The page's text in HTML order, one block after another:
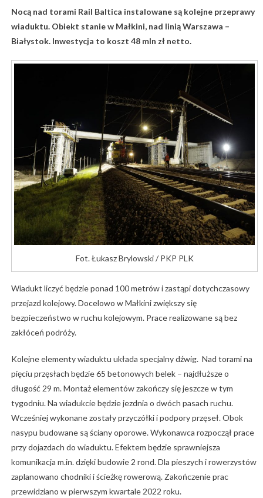
Nocą nad torami Rail Baltica instalowane są kolejne przeprawy
wiaduktu. Obiekt stanie w Małkini, nad linią Warszawa –
Białystok. Inwestycja to koszt 48 mln zł netto.
Fot. Łukasz Brylowski / PKP PLK
Wiadukt liczyć będzie ponad 100 metrów i zastąpi dotychczasowy
przejazd kolejowy. Docelowo w Małkini zwiększy się
bezpieczeństwo w ruchu kolejowym. Prace realizowane są bez
zakłóceń podróży.
Kolejne elementy wiaduktu układa specjalny dźwig. Nad torami na
pięciu przęsłach będzie 65 betonowych belek – najdłuższe o
długość 29 m. Montaż elementów zakończy się jeszcze w tym
tygodniu. Na wiadukcie będzie jezdnia o dwóch pasach ruchu.
Wcześniej wykonane zostały przyczółki i podpory przęseł. Obok
nasypu budowane są ściany oporowe. Wykonawca rozpoczął prace
przy dojazdach do wiaduktu. Efektem będzie sprawniejsza
komunikacja m.in. dzięki budowie 2 rond. Dla pieszych i rowerzystów
zaplanowano chodniki i ścieżkę rowerową. Zakończenie prac
przewidziano w pierwszym kwartale 2022 roku.